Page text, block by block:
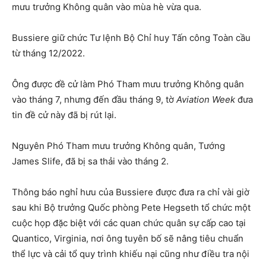
mưu trưởng Không quân vào mùa hè vừa qua.
Bussiere giữ chức Tư lệnh Bộ Chỉ huy Tấn công Toàn cầu
từ tháng 12/2022.
Ông được đề cử làm Phó Tham mưu trưởng Không quân
vào tháng 7, nhưng đến đầu tháng 9, tờ Aviation Week đưa
tin đề cử này đã bị rút lại.
Nguyên Phó Tham mưu trưởng Không quân, Tướng
James Slife, đã bị sa thải vào tháng 2.
Thông báo nghỉ hưu của Bussiere được đưa ra chỉ vài giờ
sau khi Bộ trưởng Quốc phòng Pete Hegseth tổ chức một
cuộc họp đặc biệt với các quan chức quân sự cấp cao tại
Quantico, Virginia, nơi ông tuyên bố sẽ nâng tiêu chuẩn
thể lực và cải tổ quy trình khiếu nại cũng như điều tra nội